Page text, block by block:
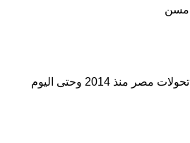
مسن
تحولات مصر منذ 2014 وحتى اليوم